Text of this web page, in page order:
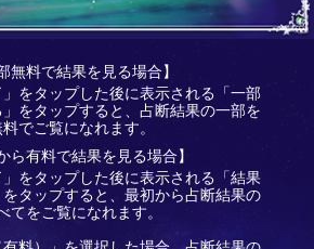
無料で結果を見る場合】
」をタップした後に表示される「一部
をタップすると、占断結果の一部を
でご覧になれます。
ら有料で結果を見る場合】
」をタップした後に表示される「結果
タップすると、最初から占断結果の
てをご覧になれます。